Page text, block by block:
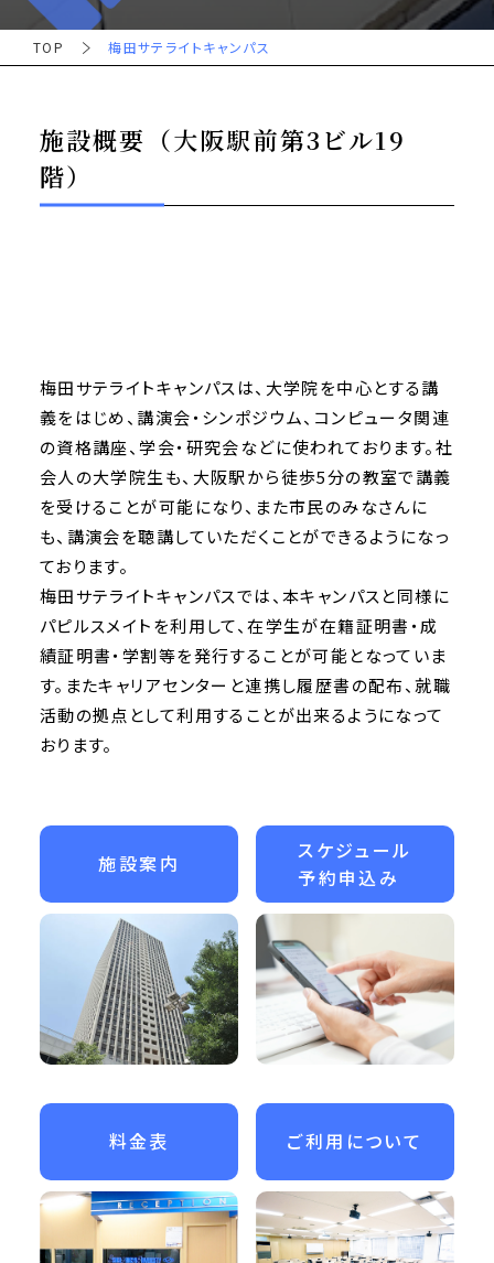
TOP 梅田サテライトキャンパス
施設概要（大阪駅前第3ビル19
階）
梅田サテライトキャンパスは、大学院を中心とする講
義をはじめ、講演会・シンポジウム、コンピュータ関連
の資格講座、学会・研究会などに使われております。社
会人の大学院生も、大阪駅から徒歩5分の教室で講義
を受けることが可能になり、また市民のみなさんに
も、講演会を聴講していただくことができるようになっ
ております。
梅田サテライトキャンパスでは、本キャンパスと同様に
パピルスメイトを利用して、在学生が在籍証明書・成
績証明書・学割等を発行することが可能となっていま
す。またキャリアセンターと連携し履歴書の配布、就職
活動の拠点として利用することが出来るようになって
おります。
施設案内
スケジュール
予約申込み
料金表 ご利用について